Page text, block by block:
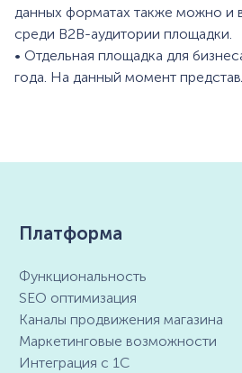
данных форматах также можно и
среди B2B-аудитории площадки.
• Отдельная площадка для
года. На данный момент
Платформа
Функциональность
SEO оптимизация
Каналы продвижения магазина
Маркетинговые возможности
Интеграция с 1С